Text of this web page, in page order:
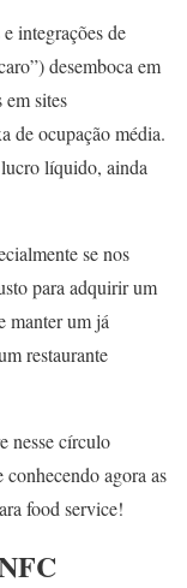
integrações de
desemboca em
em sites
de ocupação média.
líquido, ainda
se nos
para adquirir um
manter um já
restaurante
nesse círculo
agora as
food service!